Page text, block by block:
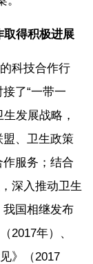
取得积极进展
科技合作行
了“一带一
发展战略，
、卫生政策
服务；结合
深入推动卫生
我国相继发布
2017年）、
》（2017